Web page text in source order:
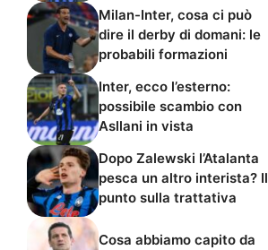
Milan-Inter, cosa ci può
dire il derby di domani: le
probabili formazioni
Inter, ecco l’esterno:
possibile scambio con
Asllani in vista
Dopo Zalewski l’Atalanta
pesca un altro interista? Il
punto sulla trattativa
Cosa abbiamo capito da